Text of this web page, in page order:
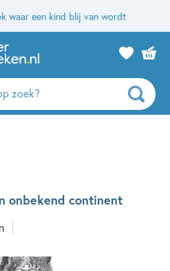
waar een kind blij van wordt
onbekend continent